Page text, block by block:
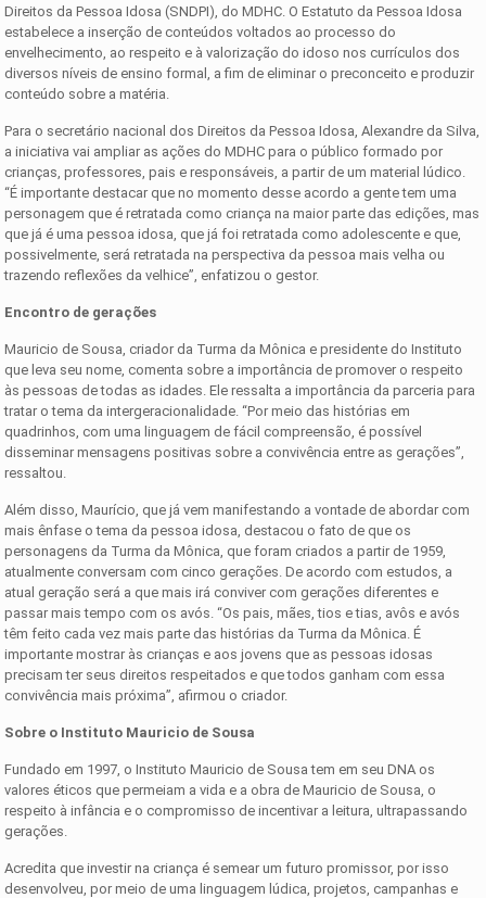
Direitos da Pessoa Idosa (SNDPI), do MDHC. O Estatuto da Pessoa Idosa
estabelece a inserção de conteúdos voltados ao processo do
envelhecimento, ao respeito e à valorização do idoso nos currículos dos
diversos níveis de ensino formal, a fim de eliminar o preconceito e produzir
conteúdo sobre a matéria.
Para o secretário nacional dos Direitos da Pessoa Idosa, Alexandre da Silva,
a iniciativa vai ampliar as ações do MDHC para o público formado por
crianças, professores, pais e responsáveis, a partir de um material lúdico.
“É importante destacar que no momento desse acordo a gente tem uma
personagem que é retratada como criança na maior parte das edições, mas
que já é uma pessoa idosa, que já foi retratada como adolescente e que,
possivelmente, será retratada na perspectiva da pessoa mais velha ou
trazendo reflexões da velhice”, enfatizou o gestor.
Encontro de gerações
Mauricio de Sousa, criador da Turma da Mônica e presidente do Instituto
que leva seu nome, comenta sobre a importância de promover o respeito
às pessoas de todas as idades. Ele ressalta a importância da parceria para
tratar o tema da intergeracionalidade. “Por meio das histórias em
quadrinhos, com uma linguagem de fácil compreensão, é possível
disseminar mensagens positivas sobre a convivência entre as gerações”,
ressaltou.
Além disso, Maurício, que já vem manifestando a vontade de abordar com
mais ênfase o tema da pessoa idosa, destacou o fato de que os
personagens da Turma da Mônica, que foram criados a partir de 1959,
atualmente conversam com cinco gerações. De acordo com estudos, a
atual geração será a que mais irá conviver com gerações diferentes e
passar mais tempo com os avós. “Os pais, mães, tios e tias, avôs e avós
têm feito cada vez mais parte das histórias da Turma da Mônica. É
importante mostrar às crianças e aos jovens que as pessoas idosas
precisam ter seus direitos respeitados e que todos ganham com essa
convivência mais próxima”, afirmou o criador.
Sobre o Instituto Mauricio de Sousa
Fundado em 1997, o Instituto Mauricio de Sousa tem em seu DNA os
valores éticos que permeiam a vida e a obra de Mauricio de Sousa, o
respeito à infância e o compromisso de incentivar a leitura, ultrapassando
gerações.
Acredita que investir na criança é semear um futuro promissor, por isso
desenvolveu, por meio de uma linguagem lúdica, projetos, campanhas e